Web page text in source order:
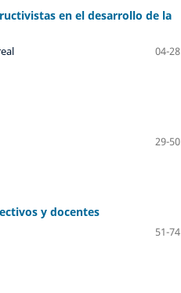
en el desarrollo de la
04-28
29-50
y docentes
51-74